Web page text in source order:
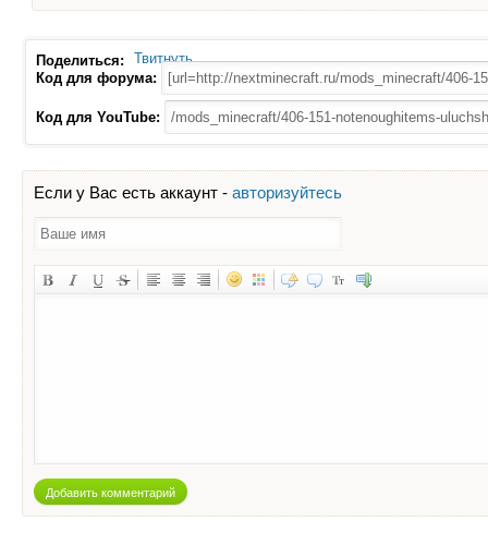
Поделиться:
Твитнуть
Код для форума:
Код для YouTube:
Если у Вас есть аккаунт - авторизуйтесь
Добавить комментарий